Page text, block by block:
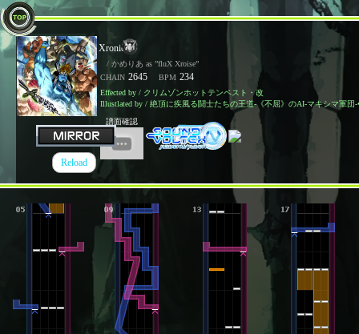
Xronièr
/ かめりあ as ”fluX Xroise”
CHAIN 2645 BPM 234
Effected by / クリムゾンホットテンペスト・改
Illustlated by / 絶頂に疾風る闘士たちの王道-《不屈》のAI-マキシマ軍
譜面確認
Reload